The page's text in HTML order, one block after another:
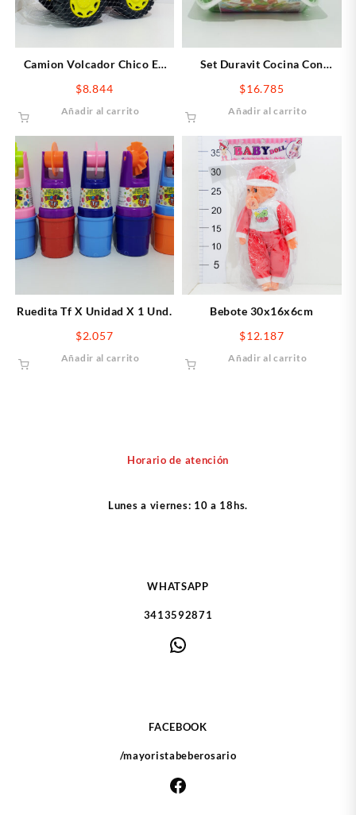
Camion Volcador Chico En
$8.844
Añadir al carrito
Set Duravit Cocina Con
$16.785
Añadir al carrito
Ruedita Tf X Unidad X 1 Und.
$2.057
Añadir al carrito
Bebote 30x16x6cm
$12.187
Añadir al carrito
Horario de atención
Lunes a viernes: 10 a 18hs.
WHATSAPP
3413592871
WhatsApp
FACEBOOK
/mayoristabeberosario
Facebook